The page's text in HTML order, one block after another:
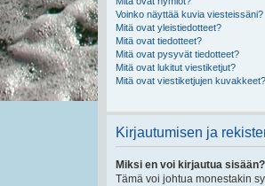
Voinko näyttää kuvia viesteissäni?
Mitä ovat yleistiedotteet?
Mitä ovat tiedotteet?
Mitä ovat pysyvät tiedotteet?
Mitä ovat lukitut viestiketjut?
Mitä ovat viestiketjujen kuvakkeet?
Kirjautumisen ja
Miksi en voi kirjautua sisään?
Tämä voi johtua monestakin